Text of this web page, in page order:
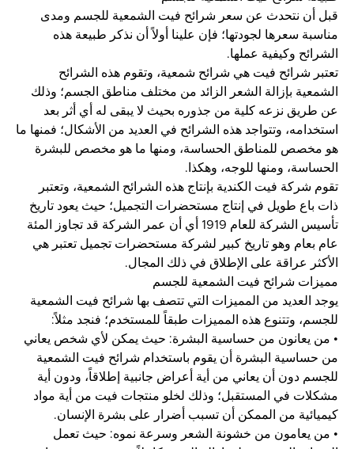
قبل أن نتحدث عن سعر شرائح فيت الشمعية للجسم ومدى
مناسبة سعرها لجودتها؛ فإن علينا أولاً أن نذكر طبيعة هذه
الشرائح وكيفية عملها.
تعتبر شرائح فيت هي شرائح شمعية، وتقوم هذه الشرائح
الشمعية بإزالة الشعر الزائد من مختلف مناطق الجسم؛ وذلك
عن طريق نزعه كلية من جذوره بحيث لا يبقى له أي أثر بعد
استخدامه، وتتواجد هذه الشرائح في العديد من الأشكال؛ فمنها ما
هو مخصص للمناطق الحساسة، ومنها ما هو مخصص للبشرة
الحساسة، ومنها للوجه، وهكذا.
تقوم شركة فيت الكندية بإنتاج هذه الشرائح الشمعية، وتعتبر
ذات باع طويل في إنتاج مستحضرات التجميل؛ حيث يعود تاريخ
تأسيس الشركة للعام 1919 أي أن عمر الشركة قد تجاوز المئة
عام بعام وهو تاريخ كبير لشركة مستحضرات تجميل تعتبر هي
الأكثر عراقة على الإطلاق في ذلك المجال.
مميزات شرائح فيت الشمعية للجسم
يوجد العديد من المميزات التي تتصف بها شرائح فيت الشمعية
للجسم، وتتنوع هذه المميزات طبقاً للمستخدم؛ فنجد مثلاً:
• من يعانون من حساسية البشرة: حيث يمكن لأي شخص يعاني
من حساسية البشرة أن يقوم باستخدام شرائح فيت الشمعية
للجسم دون أن يعاني من أية أعراض جانبية إطلاقاً، ودون أية
مشكلات في المستقبل؛ وذلك لخلو منتجات فيت من أية مواد
كيميائية من الممكن أن تسبب أضرار على بشرة الإنسان.
• من يعامون من خشونة الشعر وسرعة نموه: حيث تعمل